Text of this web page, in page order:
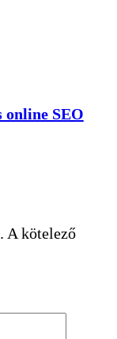
online SEO
A kötelező